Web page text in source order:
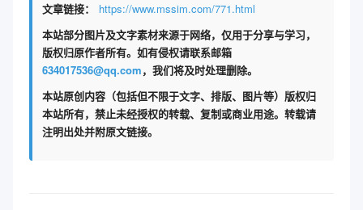
文章链接：
https://www.mssim.com/771.html
本站部分图片及文字素材来源于网络，仅用于分享与学习，
版权归原作者所有。如有侵权请联系邮箱
634017536@qq.com，我们将及时处理删除。
本站原创内容（包括但不限于文字、排版、图片等）版权归
本站所有，禁止未经授权的转载、复制或商业用途。转载请
注明出处并附原文链接。